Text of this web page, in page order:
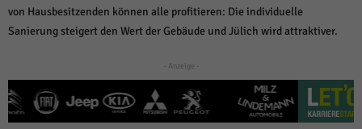
von Hausbesitzenden können alle profitieren: Die individuelle
Sanierung steigert den Wert der Gebäude und Jülich wird attraktiver.
- Anzeige -
Cookie-Informationen anzeigen
powered by Borlabs Cookie Datenschutzerklärung Impressum